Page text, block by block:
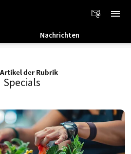
Nachrichten
der Rubrik
Specials